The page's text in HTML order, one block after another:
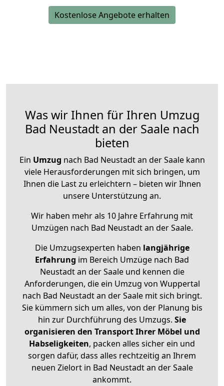
Kostenlose Angebote erhalten
Was wir Ihnen für Ihren Umzug
Bad Neustadt an der Saale nach
bieten
Ein Umzug nach Bad Neustadt an der Saale kann
viele Herausforderungen mit sich bringen, um
Ihnen die Last zu erleichtern – bieten wir Ihnen
unsere Unterstützung an.
Wir haben mehr als 10 Jahre Erfahrung mit
Umzügen nach Bad Neustadt an der Saale.
Die Umzugsexperten haben langjährige
Erfahrung im Bereich Umzüge nach Bad
Neustadt an der Saale und kennen die
Anforderungen, die ein Umzug von Wuppertal
nach Bad Neustadt an der Saale mit sich bringt.
Sie kümmern sich um alles, von der Planung bis
hin zur Durchführung des Umzugs. Sie
organisieren den Transport Ihrer Möbel und
Habseligkeiten, packen alles sicher ein und
sorgen dafür, dass alles rechtzeitig an Ihrem
neuen Zielort in Bad Neustadt an der Saale
ankommt.